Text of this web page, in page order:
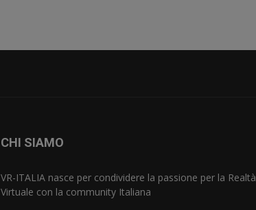
CHI SIAMO
VR-ITALIA nasce per condividere la passione per la Realtà
Virtuale con la community Italiana